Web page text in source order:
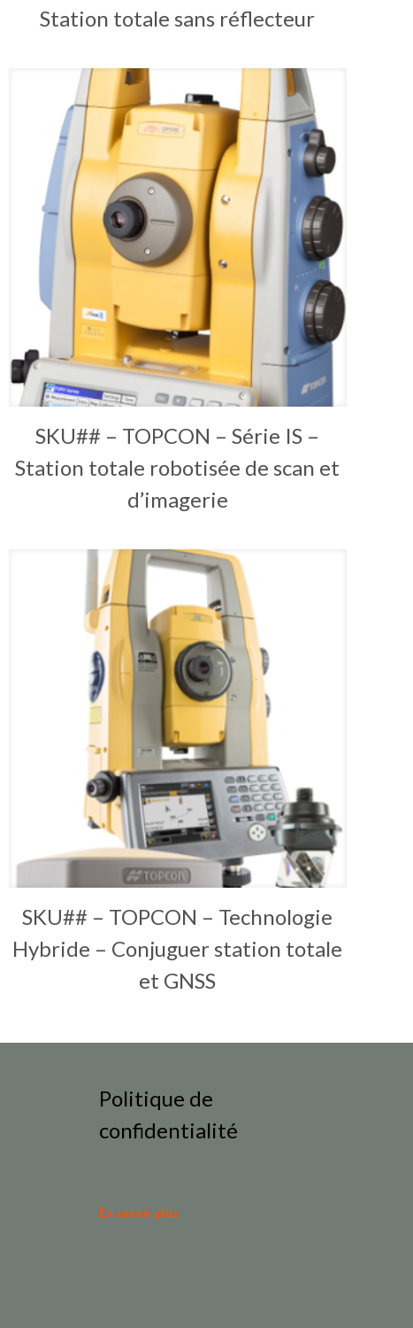
Station totale sans réflecteur
SKU## – TOPCON – Série IS –
Station totale robotisée de scan et
d’imagerie
SKU## – TOPCON – Technologie
Hybride – Conjuguer station totale
et GNSS
Politique de
confidentialité
En savoir plus